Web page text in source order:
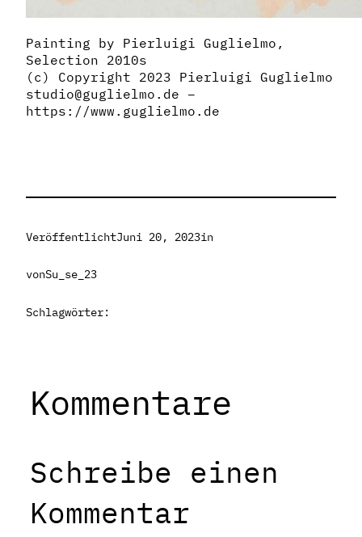
Painting by Pierluigi Guglielmo,
Selection 2010s
(c) Copyright 2023 Pierluigi Guglielmo
studio@guglielmo.de –
https://www.guglielmo.de
VeröffentlichtJuni 20, 2023in
vonSu_se_23
Schlagwörter:
Kommentare
Schreibe einen
Kommentar